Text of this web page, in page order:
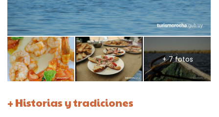
+ 7 fotos
+ Historias y tradiciones